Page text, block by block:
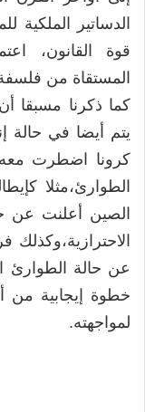
الدساتير الملكية
قوة القانون،
المستقاة من فلسفة
كما ذكرنا مسبقا
يتم أيضا في حالة
كرونا اضطرت معه
الطوارئ،مثلا
الصين أعلنت عن
عن حالة الطوارئ
خطوة إيجابية من
لمواجهته.